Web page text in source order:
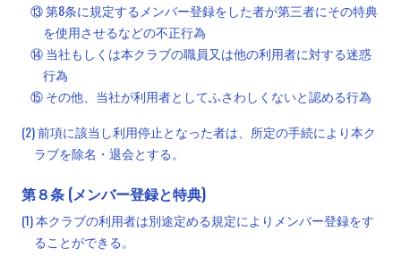
⑬ 第8条に規定するメンバー登録をした者が第三者にその特典
を使用させるなどの不正行為
⑭ 当社もしくは本クラブの職員又は他の利用者に対する迷惑
行為
⑮ その他、当社が利用者としてふさわしくないと認める行為
(2) 前項に該当し利用停止となった者は、所定の手続により本ク
ラブを除名・退会とする。
第８条 (メンバー登録と特典)
(1) 本クラブの利用者は別途定める規定によりメンバー登録をす
ることができる。